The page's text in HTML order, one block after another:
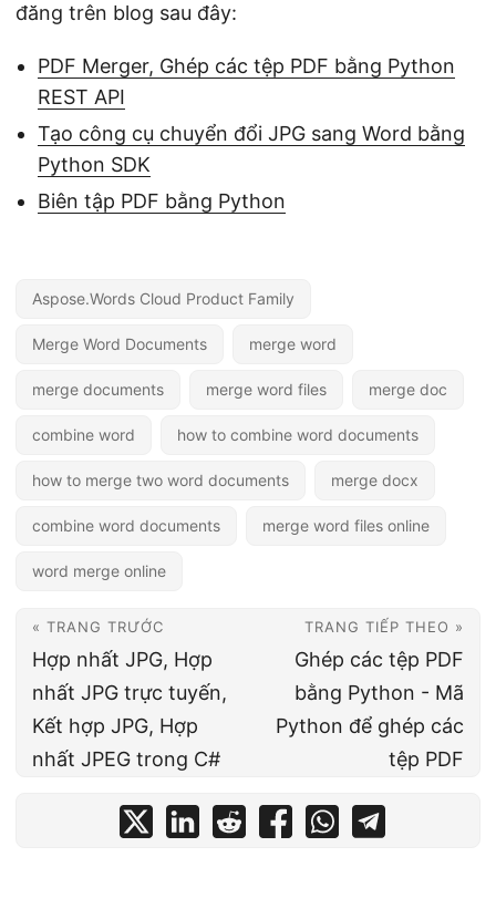
đăng trên blog sau đây:
PDF Merger, Ghép các tệp PDF bằng Python
REST API
Tạo công cụ chuyển đổi JPG sang Word bằng
Python SDK
Biên tập PDF bằng Python
Aspose.Words Cloud Product Family
Merge Word Documents merge word
merge documents merge word files merge doc
combine word how to combine word documents
how to merge two word documents merge docx
combine word documents merge word files online
word merge online
« TRANG TRƯỚC
Hợp nhất JPG, Hợp
nhất JPG trực tuyến,
Kết hợp JPG, Hợp
nhất JPEG trong C#
TRANG TIẾP THEO »
Ghép các tệp PDF
bằng Python - Mã
Python để ghép các
tệp PDF